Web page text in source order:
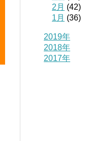
2月 (42)
1月 (36)
2019年
2018年
2017年